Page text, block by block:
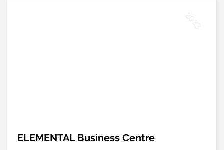
ELEMENTAL Business Centre